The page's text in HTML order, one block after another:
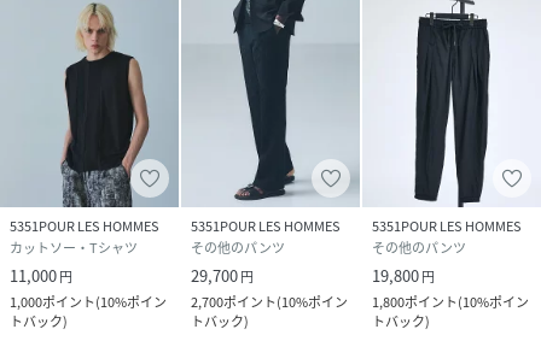
5351POUR LES HOMMES
カットソー・Tシャツ
11,000円
1,000ポイント(10%ポイン
トバック)
5351POUR LES HOMMES
その他のパンツ
29,700円
2,700ポイント(10%ポイン
トバック)
5351POUR LES HOMMES
その他のパンツ
19,800円
1,800ポイント(10%ポイン
トバック)